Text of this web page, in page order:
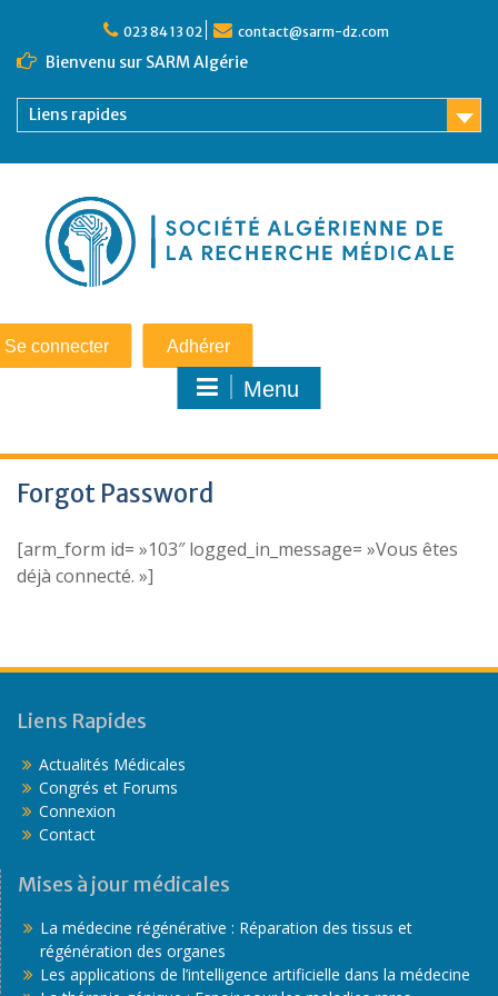
Se connecter Adhérer
023 84 13 02 contact@sarm-dz.com
Bienvenu sur SARM Algérie
Liens rapides
Menu
Forgot Password
[arm_form id= »103″ logged_in_message= »Vous êtes
déjà connecté. »]
Liens Rapides
Actualités Médicales
Congrés et Forums
Connexion
Contact
Mises à jour médicales
La médecine régénérative : Réparation des tissus et
régénération des organes
Les applications de l’intelligence artificielle dans la médecine